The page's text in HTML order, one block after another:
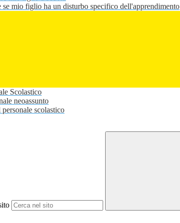
se mio figlio ha un disturbo specifico dell'apprendimento
Scolastico
neoassunto
scolastico